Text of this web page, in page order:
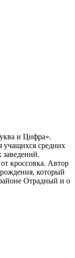
и Цифра».
учащихся средних
кроссовка. Автор
который
Отрадный и о